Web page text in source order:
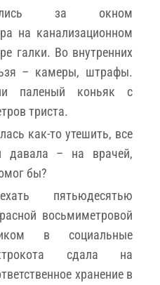
за окном
на канализационном
галки. Во внутренних
– камеры, штрафы.
паленый коньяк с
триста.
как-то утешить, все
давала – на врачей,
бы?
пятьюдесятью
восьмиметровой
в социальные
сдала на
хранение в